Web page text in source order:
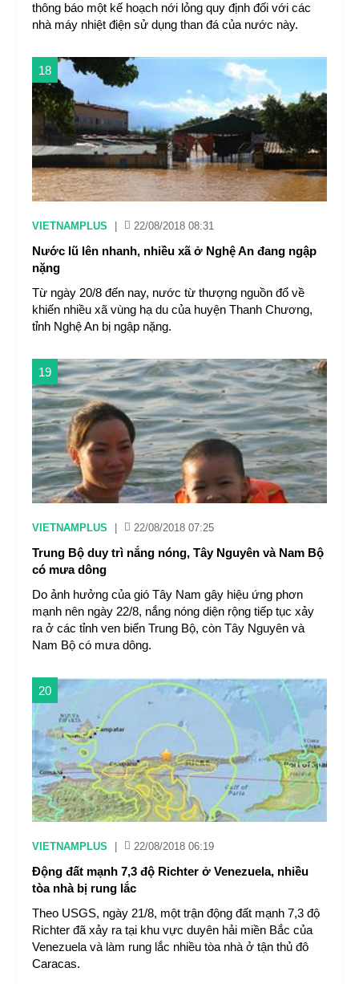
thông báo một kế hoạch nới lỏng quy định đối với các
nhà máy nhiệt điện sử dụng than đá của nước này.
18
VIETNAMPLUS 22/08/2018 08:31
Nước lũ lên nhanh, nhiều xã ở Nghệ An đang ngập
nặng
Từ ngày 20/8 đến nay, nước từ thượng nguồn đổ về
khiến nhiều xã vùng hạ du của huyện Thanh Chương,
tỉnh Nghệ An bị ngập nặng.
19
VIETNAMPLUS 22/08/2018 07:25
Trung Bộ duy trì nắng nóng, Tây Nguyên và Nam Bộ
có mưa dông
Do ảnh hưởng của gió Tây Nam gây hiệu ứng phơn
mạnh nên ngày 22/8, nắng nóng diện rộng tiếp tục xảy
ra ở các tỉnh ven biển Trung Bộ, còn Tây Nguyên và
Nam Bộ có mưa dông.
20
VIETNAMPLUS 22/08/2018 06:19
Động đất mạnh 7,3 độ Richter ở Venezuela, nhiều
tòa nhà bị rung lắc
Theo USGS, ngày 21/8, một trận động đất mạnh 7,3 độ
Richter đã xảy ra tại khu vực duyên hải miền Bắc của
Venezuela và làm rung lắc nhiều tòa nhà ở tận thủ đô
Caracas.